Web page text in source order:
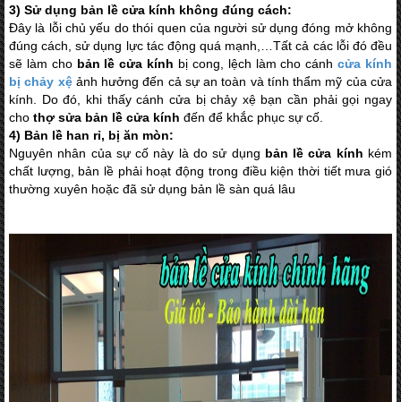
3) Sử dụng bản lề cửa kính không đúng cách:
Đây là lỗi chủ yếu do thói quen của người sử dụng đóng mở không
đúng cách, sử dụng lực tác động quá mạnh,…Tất cả các lỗi đó đều
sẽ làm cho bản lề cửa kính bị cong, lệch làm cho cánhcửa kính
bị chảy xệảnh hưởng đến cả sự an toàn và tính thẩm mỹ của cửa
kính. Do đó, khi thấy cánh cửa bị chảy xệ bạn cần phải gọi ngay
cho thợ sửa bản lề cửa kính đến để khắc phục sự cố.
4) Bản lề han rỉ, bị ăn mòn:
Nguyên nhân của sự cố này là do sử dụng bản lề cửa kính kém
chất lượng, bản lề phải hoạt động trong điều kiện thời tiết mưa gió
thường xuyên hoặc đã sử dụng bản lề sàn quá lâu